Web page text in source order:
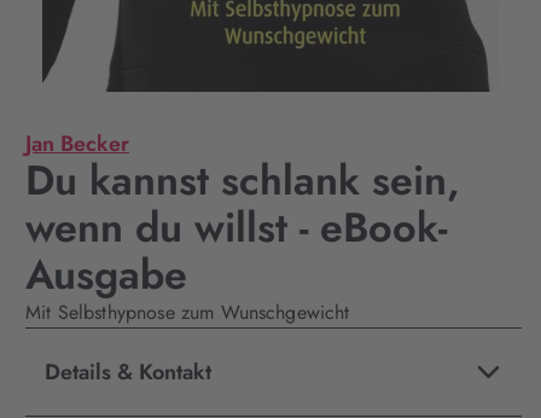
Jan Becker
Du kannst schlank sein,
wenn du willst - eBook-
Ausgabe
Mit Selbsthypnose zum Wunschgewicht
Details & Kontakt